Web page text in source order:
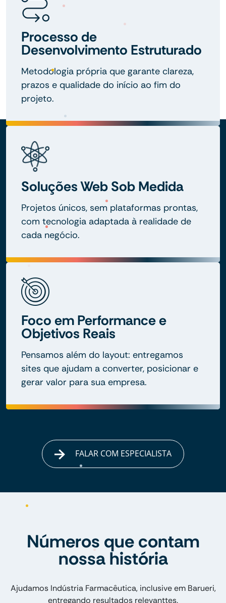
Processo de
Desenvolvimento Estruturado
Metodologia própria que garante clareza,
prazos e qualidade do início ao fim do
projeto.
Soluções Web Sob Medida
Projetos únicos, sem plataformas prontas,
com tecnologia adaptada à realidade de
cada negócio.
Foco em Performance e
Objetivos Reais
Pensamos além do layout: entregamos
sites que ajudam a converter, posicionar e
gerar valor para sua empresa.
FALAR COM ESPECIALISTA
Números que contam
nossa história
Ajudamos Indústria Farmacêutica, inclusive em Barueri,
entregando resultados relevanttes.